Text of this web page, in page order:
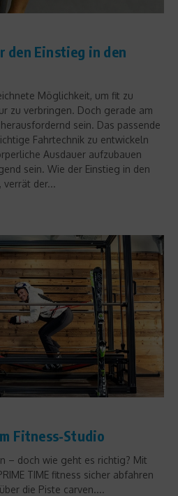
den Einstieg in den
Möglichkeit, um fit zu
zu verbringen. Doch gerade am
sein. Das passende
Fahrtechnik zu entwickeln
Ausdauer aufzubauen
sein. Wie der Einstieg in den
der...
Fitness-Studio
– doch wie geht es richtig? Mit
TIME fitness sicher abfahren
die Piste carven....